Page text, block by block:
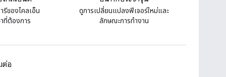
รีของไคลเอ็น
ที่ต้องการ
ดูการเปลี่ยนแปลงฟีเจอร์ใหม่และ
ลักษณะการทํางาน
ต่อ